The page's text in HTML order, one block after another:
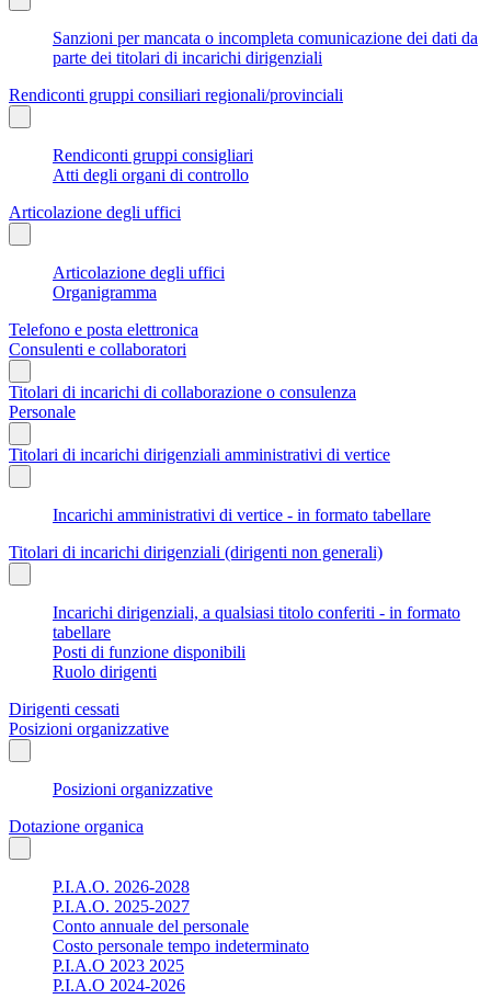
Sanzioni per mancata o incompleta comunicazione dei dati da
parte dei titolari di incarichi dirigenziali
Rendiconti gruppi consiliari regionali/provinciali
Rendiconti gruppi consigliari
Atti degli organi di controllo
Articolazione degli uffici
Articolazione degli uffici
Organigramma
Telefono e posta elettronica
Consulenti e collaboratori
Titolari di incarichi di collaborazione o consulenza
Personale
Titolari di incarichi dirigenziali amministrativi di vertice
Incarichi amministrativi di vertice - in formato tabellare
Titolari di incarichi dirigenziali (dirigenti non generali)
Incarichi dirigenziali, a qualsiasi titolo conferiti - in formato
tabellare
Posti di funzione disponibili
Ruolo dirigenti
Dirigenti cessati
Posizioni organizzative
Posizioni organizzative
Dotazione organica
P.I.A.O. 2026-2028
P.I.A.O. 2025-2027
Conto annuale del personale
Costo personale tempo indeterminato
P.I.A.O 2023 2025
P.I.A.O 2024-2026